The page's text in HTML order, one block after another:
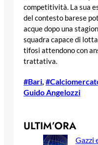
competitività. La sua
del contesto barese
acque dopo una
squadra capace di
tifosi attendono con
trattativa.
#Bari
Guido Angelozzi
ULTIM’ORA
Gazzi